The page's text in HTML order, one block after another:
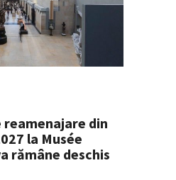
reamenajare din
la Musée
rămâne deschis